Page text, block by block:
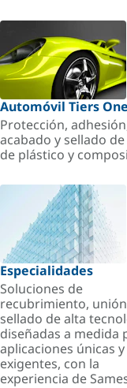
Automóvil Tiers One
Protección,
acabado y sellado
de plástico y
Especialidades
Soluciones de
recubrimiento,
sellado de alta
diseñadas a medida
aplicaciones únicas y
exigentes, con la
experiencia de